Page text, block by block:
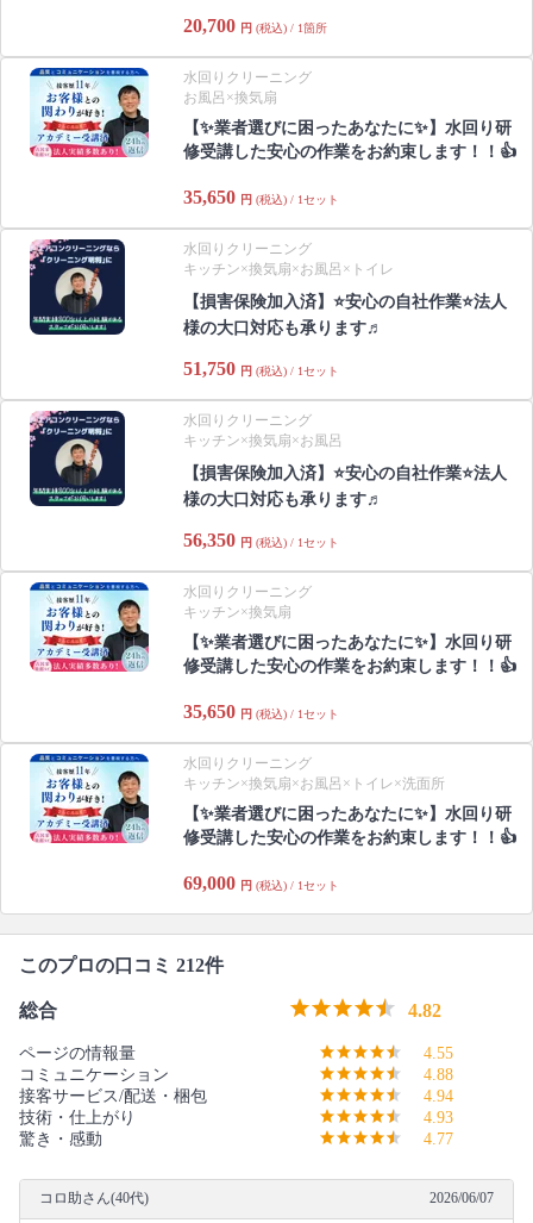
20,700 円 (税込) / 1箇所
水回りクリーニング
お風呂×換気扇
【✨業者選びに困ったあなたに✨】水回り研
修受講した安心の作業をお約束します！！👍
35,650 円 (税込) / 1セット
水回りクリーニング
キッチン×換気扇×お風呂×トイレ
【損害保険加入済】⭐️安心の自社作業⭐️法人
様の大口対応も承ります♬
51,750 円 (税込) / 1セット
水回りクリーニング
キッチン×換気扇×お風呂
【損害保険加入済】⭐️安心の自社作業⭐️法人
様の大口対応も承ります♬
56,350 円 (税込) / 1セット
水回りクリーニング
キッチン×換気扇
【✨業者選びに困ったあなたに✨】水回り研
修受講した安心の作業をお約束します！！👍
35,650 円 (税込) / 1セット
水回りクリーニング
キッチン×換気扇×お風呂×トイレ×洗面所
【✨業者選びに困ったあなたに✨】水回り研
修受講した安心の作業をお約束します！！👍
69,000 円 (税込) / 1セット
このプロの口コミ 212件
総合 4.82
ページの情報量
4.55
コミュニケーション
4.88
接客サービス/配送・梱包
4.94
技術・仕上がり
4.93
驚き・感動
4.77
コロ助さん(40代) 2026/06/07